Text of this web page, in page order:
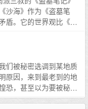
沙海》作为《盗墓笔
。它的世界观比《盗
品印证着这句话。
们被秘密选调到某地质
原因，来到最老到的地
，甚至以为要被秘密
号片》。胶片的画面让